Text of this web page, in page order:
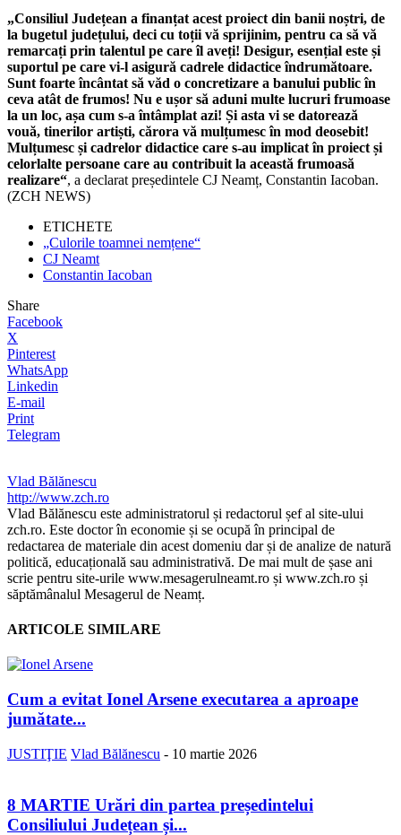
„Consiliul Județean a finanțat acest proiect din banii noștri, de
la bugetul județului, deci cu toții vă sprijinim, pentru ca să vă
remarcați prin talentul pe care îl aveți! Desigur, esențial este și
suportul pe care vi-l asigură cadrele didactice îndrumătoare.
Sunt foarte încântat să văd o concretizare a banului public în
ceva atât de frumos! Nu e ușor să aduni multe lucruri frumoase
la un loc, așa cum s-a întâmplat azi! Și asta vi se datorează
vouă, tinerilor artiști, cărora vă mulțumesc în mod deosebit!
Mulțumesc și cadrelor didactice care s-au implicat în proiect și
celorlalte persoane care au contribuit la această frumoasă
realizare“, a declarat președintele CJ Neamț, Constantin Iacoban.
(ZCH NEWS)
ETICHETE
„Culorile toamnei nemțene“
CJ Neamt
Constantin Iacoban
Share
Facebook
X
Pinterest
WhatsApp
Linkedin
E-mail
Print
Telegram
Vlad Bălănescu
http://www.zch.ro
Vlad Bălănescu este administratorul și redactorul șef al site-ului
zch.ro. Este doctor în economie și se ocupă în principal de
redactarea de materiale din acest domeniu dar și de analize de natură
politică, educațională sau administrativă. De mai mult de șase ani
scrie pentru site-urile www.mesagerulneamt.ro și www.zch.ro și
săptămânalul Mesagerul de Neamț.
ARTICOLE SIMILARE
Cum a evitat Ionel Arsene executarea a aproape
jumătate...
JUSTIŢIE Vlad Bălănescu - 10 martie 2026
8 MARTIE Urări din partea președintelui
Consiliului Județean și...